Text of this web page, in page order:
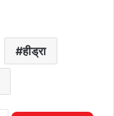
हीड्रा